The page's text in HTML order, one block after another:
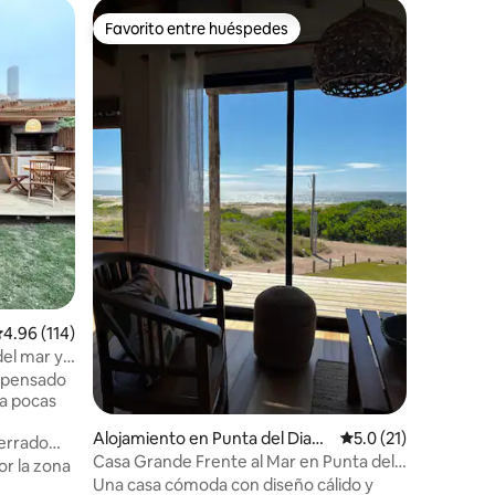
promedio: 4.96 de 5, 114 reseñas
4.96 (114)
mar y
la zona
Favorito entre huéspedes
Favorito entre huéspedes
Alojamiento en Punta del Diabl
o
Calificación
5.0 (21)
Casa Grande Frente al Mar en Punta del
Diablo
Una casa cómoda con diseño cálido y